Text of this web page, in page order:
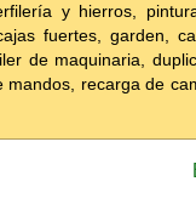
y hierros,
fuertes, garden,
de maquinaria,
recarga de